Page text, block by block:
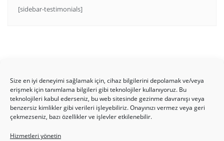
Size en iyi deneyimi sağlamak için, cihaz bilgilerini depolamak ve/veya
erişmek için tanımlama bilgileri gibi teknolojiler kullanıyoruz. Bu
teknolojileri kabul ederseniz, bu web sitesinde gezinme davranışı veya
benzersiz kimlikler gibi verileri işleyebiliriz. Onayınızı vermez veya geri
çekmezseniz, bazı özellikler ve işlevler etkilenebilir.
Hizmetleri yönetin
[sidebar-testimonials]
HAKKIMIZDA Üyelik Kuralları
Bize Yazın
Online Kutsal Kitap